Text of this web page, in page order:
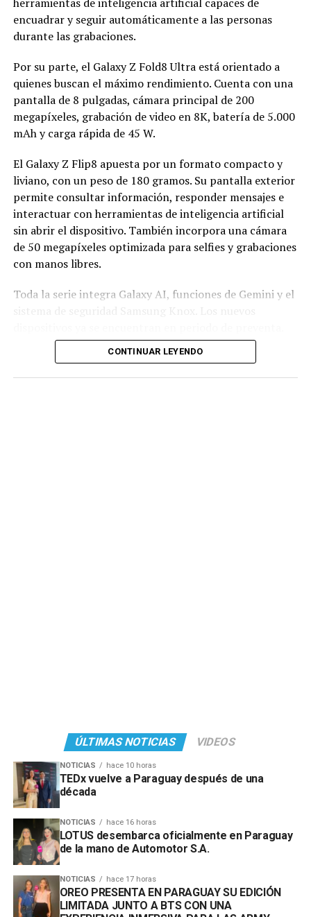
encuadrar y seguir automáticamente a las personas
durante las grabaciones.
Por su parte, el Galaxy Z Fold8 Ultra está orientado a
quienes buscan el máximo rendimiento. Cuenta con una
pantalla de 8 pulgadas, cámara principal de 200
megapíxeles, grabación de video en 8K, batería de 5.000
mAh y carga rápida de 45 W.
El Galaxy Z Flip8 apuesta por un formato compacto y
liviano, con un peso de 180 gramos. Su pantalla exterior
permite consultar información, responder mensajes e
interactuar con herramientas de inteligencia artificial
sin abrir el dispositivo. También incorpora una cámara
de 50 megapíxeles optimizada para selfies y grabaciones
con manos libres.
Toda la serie integra Galaxy AI, funciones de Gemini y el
CONTINUAR LEYENDO
ÚLTIMAS NOTICIAS VIDEOS
NOTICIAS hace 10 horas
TEDx vuelve a Paraguay después de una
década
NOTICIAS hace 16 horas
LOTUS desembarca oficialmente en Paraguay
de la mano de Automotor S.A.
NOTICIAS hace 17 horas
OREO PRESENTA EN PARAGUAY SU EDICIÓN
LIMITADA JUNTO A BTS CON UNA